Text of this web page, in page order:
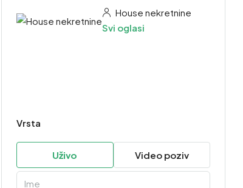
House nekretnine
Svi oglasi
Vrsta
Uživo Video poziv